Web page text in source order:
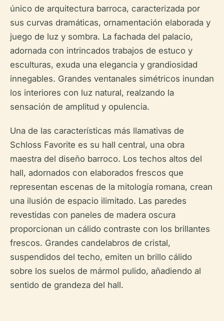
único de arquitectura barroca, caracterizada por
sus curvas dramáticas, ornamentación elaborada y
juego de luz y sombra. La fachada del palacio,
adornada con intrincados trabajos de estuco y
esculturas, exuda una elegancia y grandiosidad
innegables. Grandes ventanales simétricos inundan
los interiores con luz natural, realzando la
sensación de amplitud y opulencia.
Una de las características más llamativas de
Schloss Favorite es su hall central, una obra
maestra del diseño barroco. Los techos altos del
hall, adornados con elaborados frescos que
representan escenas de la mitología romana, crean
una ilusión de espacio ilimitado. Las paredes
revestidas con paneles de madera oscura
proporcionan un cálido contraste con los brillantes
frescos. Grandes candelabros de cristal,
suspendidos del techo, emiten un brillo cálido
sobre los suelos de mármol pulido, añadiendo al
sentido de grandeza del hall.